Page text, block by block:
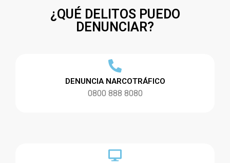
¿QUÉ DELITOS PUEDO
DENUNCIAR?
DENUNCIA NARCOTRÁFICO
0800 888 8080